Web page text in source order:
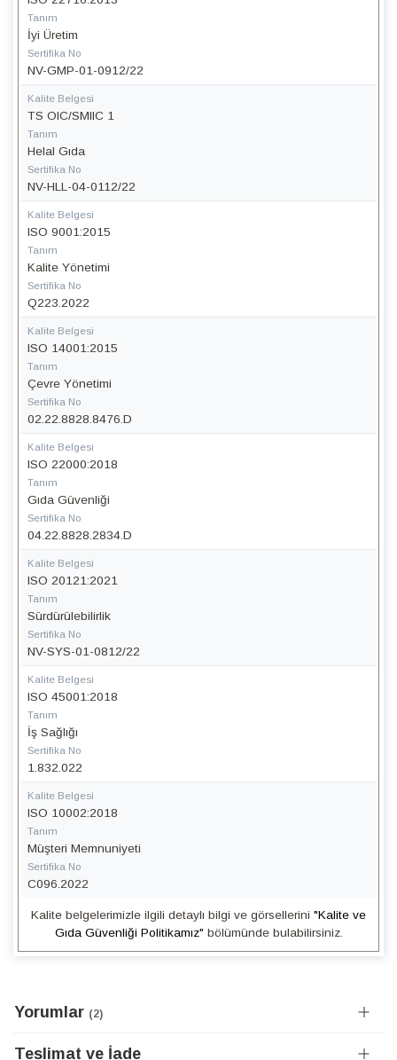
Tanım
İyi Üretim
Sertifika No
NV-GMP-01-0912/22
Kalite Belgesi
TS OIC/SMIIC 1
Tanım
Helal Gıda
Sertifika No
NV-HLL-04-0112/22
Kalite Belgesi
ISO 9001:2015
Tanım
Kalite Yönetimi
Sertifika No
Q223.2022
Kalite Belgesi
ISO 14001:2015
Tanım
Çevre Yönetimi
Sertifika No
02.22.8828.8476.D
Kalite Belgesi
ISO 22000:2018
Tanım
Gıda Güvenliği
Sertifika No
04.22.8828.2834.D
Kalite Belgesi
ISO 20121:2021
Tanım
Sürdürülebilirlik
Sertifika No
NV-SYS-01-0812/22
Kalite Belgesi
ISO 45001:2018
Tanım
İş Sağlığı
Sertifika No
1.832.022
Kalite Belgesi
ISO 10002:2018
Tanım
Müşteri Memnuniyeti
Sertifika No
C096.2022
Kalite belgelerimizle ilgili detaylı bilgi ve görsellerini "Kalite ve
Gıda Güvenliği Politikamız" bölümünde bulabilirsiniz.
Yorumlar 2
Teslimat ve İade